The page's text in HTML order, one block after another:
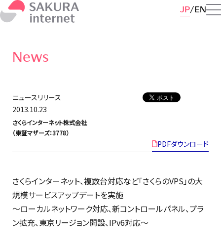
JP EN
News
ニュースリリース
2013.10.23
さくらインターネット株式会社
（東証マザーズ：3778）
PDFダウンロード
さくらインターネット、複数台対応など「さくらのVPS」の大
規模サービスアップデートを実施
〜ローカルネットワーク対応、新コントロールパネル、プラ
ン拡充、東京リージョン開設、IPv6対応〜